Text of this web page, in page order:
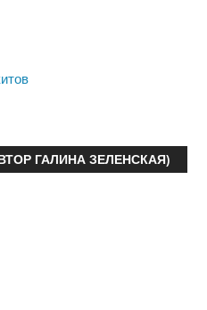
ГАЛИНА ЗЕЛЕНСКАЯ)